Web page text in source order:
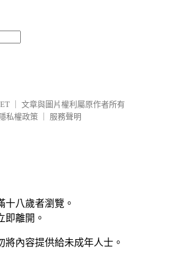
文章與圖片權利屬原作者所有
私權政策
服務聲明
十八歲者瀏覽。
即離開。
將內容提供給未成年人士。